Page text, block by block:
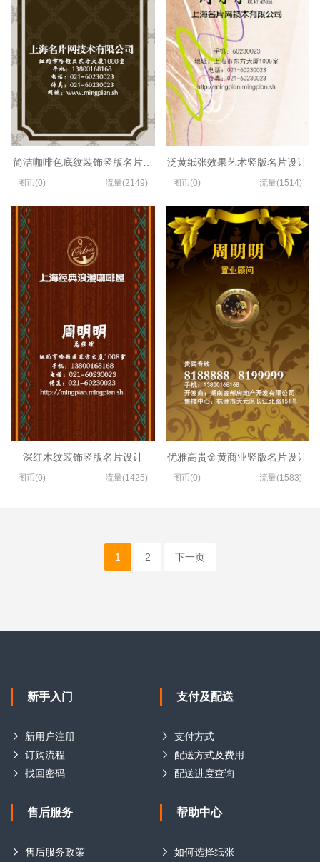
简洁咖啡色底纹装饰竖版名片设计
图币(0) 流量(2149)
深红木纹装饰竖版名片设计
图币(0) 流量(1425)
泛黄纸张效果艺术竖版名片设计
图币(0) 流量(1514)
优雅高贵金黄商业竖版名片设计
图币(0) 流量(1583)
1 2 下一页
新手入门
新用户注册
订购流程
找回密码
支付及配送
支付方式
配送方式及费用
配送进度查询
售后服务
售后服务政策
帮助中心
如何选择纸张